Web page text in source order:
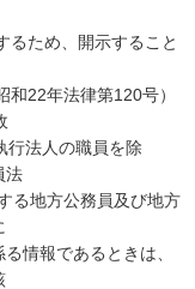
ため、開示すること
22年法律第120号）
法人の職員を除
法
地方公務員及び地方
情報であるときは、